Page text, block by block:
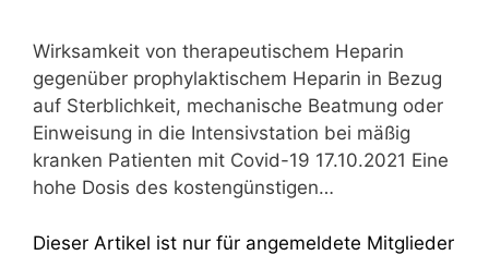
Wirksamkeit von therapeutischem Heparin
gegenüber prophylaktischem Heparin in Bezug
auf Sterblichkeit, mechanische Beatmung oder
Einweisung in die Intensivstation bei mäßig
kranken Patienten mit Covid-19 17.10.2021 Eine
hohe Dosis des kostengünstigen…
Dieser Artikel ist nur für angemeldete Mitglieder